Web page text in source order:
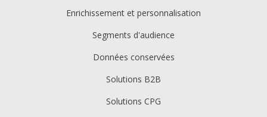
Enrichissement et personnalisation
Segments d'audience
Données conservées
Solutions B2B
Solutions CPG